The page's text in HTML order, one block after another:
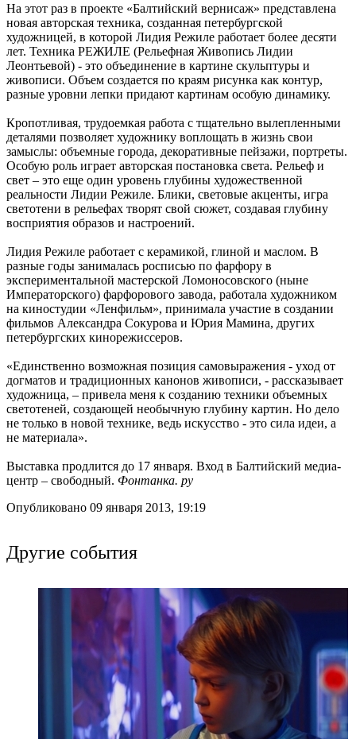
На этот раз в проекте «Балтийский вернисаж» представлена
новая авторская техника, созданная петербургской
художницей, в которой Лидия Режиле работает более десяти
лет. Техника РЕЖИЛЕ (Рельефная Живопись Лидии
Леонтьевой) - это объединение в картине скульптуры и
живописи. Объем создается по краям рисунка как контур,
разные уровни лепки придают картинам особую динамику.
Кропотливая, трудоемкая работа с тщательно вылепленными
деталями позволяет художнику воплощать в жизнь свои
замыслы: объемные города, декоративные пейзажи, портреты.
Особую роль играет авторская постановка света. Рельеф и
свет – это еще один уровень глубины художественной
реальности Лидии Режиле. Блики, световые акценты, игра
светотени в рельефах творят свой сюжет, создавая глубину
восприятия образов и настроений.
Лидия Режиле работает с керамикой, глиной и маслом. В
разные годы занималась росписью по фарфору в
экспериментальной мастерской Ломоносовского (ныне
Императорского) фарфорового завода, работала художником
на киностудии «Ленфильм», принимала участие в создании
фильмов Александра Сокурова и Юрия Мамина, других
петербургских кинорежиссеров.
«Единственно возможная позиция самовыражения - уход от
догматов и традиционных канонов живописи, - рассказывает
художница, – привела меня к созданию техники объемных
светотеней, создающей необычную глубину картин. Но дело
не только в новой технике, ведь искусство - это сила идеи, а
не материала».
Выставка продлится до 17 января. Вход в Балтийский медиа-
центр – свободный. Фонтанка. ру
Опубликовано 09 января 2013, 19:19
Другие события